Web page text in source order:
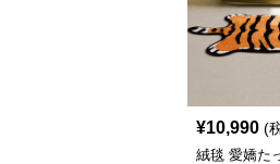
¥10,990 (
絨毯 愛嬌た